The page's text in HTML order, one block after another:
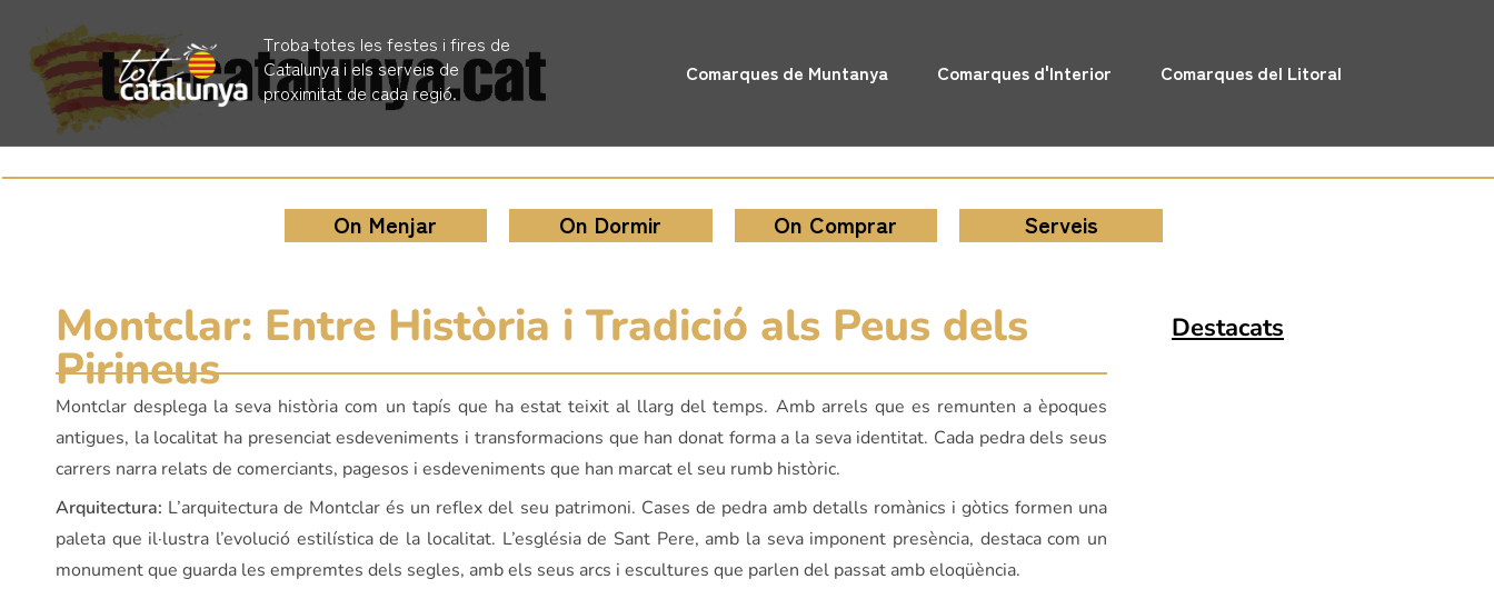
Troba totes les festes i fires de
Catalunya i els serveis de
proximitat de cada regió.
Comarques de Muntanya Comarques d'Interior Comarques del Litoral
On Menjar On Dormir On Comprar Serveis
Montclar: Entre Història i Tradició als Peus dels
Pirineus
Montclar desplega la seva història com un tapís que ha estat teixit al llarg del temps. Amb arrels que es remunten a èpoques
antigues, la localitat ha presenciat esdeveniments i transformacions que han donat forma a la seva identitat. Cada pedra dels seus
carrers narra relats de comerciants, pagesos i esdeveniments que han marcat el seu rumb històric.
Arquitectura: L’arquitectura de Montclar és un reflex del seu patrimoni. Cases de pedra amb detalls romànics i gòtics formen una
paleta que il·lustra l’evolució estilística de la localitat. L’església de Sant Pere, amb la seva imponent presència, destaca com un
monument que guarda les empremtes dels segles, amb els seus arcs i escultures que parlen del passat amb eloqüència.
Destacats